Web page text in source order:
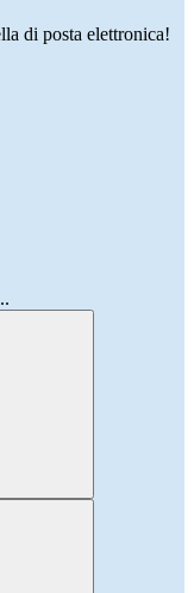
di posta elettronica!